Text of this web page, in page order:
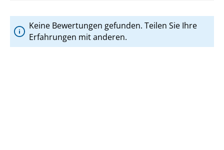
Keine Bewertungen gefunden. Teilen Sie Ihre
Erfahrungen mit anderen.